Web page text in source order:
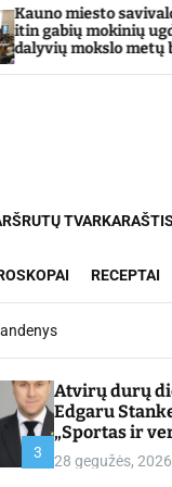
Tarpdisciplininio
šventė
RECEPTAI
3
Atvirų durų
Edgaru
„Sportas ir
partnerystės,
kuria vertę“ –
28 gegužės, 2026